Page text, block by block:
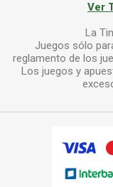
Ver
La
Juegos sólo
reglamento de los
Los juegos y